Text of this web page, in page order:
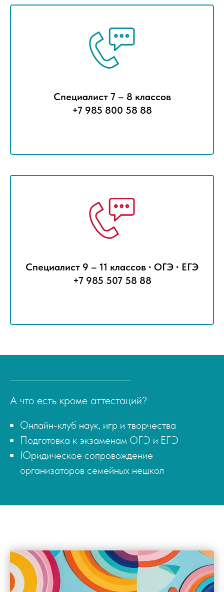
Специалист 7 – 8 классов
+7 985 800 58 88
Специалист 9 – 11 классов ∙ ОГЭ ∙ ЕГЭ
+7 985 507 58 88
А что есть кроме аттестаций?
Онлайн-клуб наук, игр и творчества
Подготовка к экзаменам ОГЭ и ЕГЭ
Юридическое сопровождение
организаторов семейных нешкол